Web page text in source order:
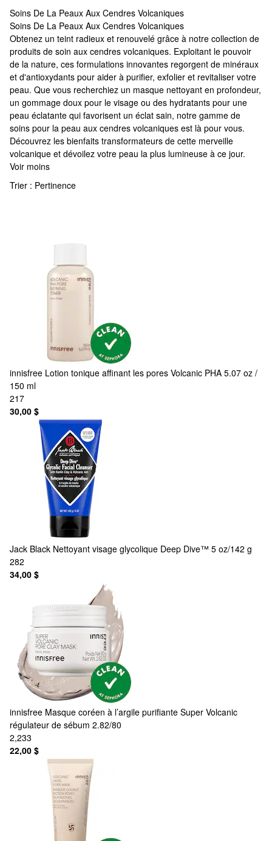
Soins De La Peaux Aux Cendres Volcaniques
Soins De La Peaux Aux Cendres Volcaniques
Soins De La Peaux Aux Cendres Volcaniques
Obtenez un teint radieux et renouvelé grâce à notre collection de
produits de soin aux cendres volcaniques. Exploitant le pouvoir
de la nature, ces formulations innovantes regorgent de minéraux
et d'antioxydants pour aider à purifier, exfolier et revitaliser votre
peau. Que vous recherchiez un masque nettoyant en profondeur,
un gommage doux pour le visage ou des hydratants pour une
peau éclatante qui favorisent un éclat sain, notre gamme de
soins pour la peau aux cendres volcaniques est là pour vous.
Découvrez les bienfaits transformateurs de cette merveille
volcanique et dévoilez votre peau la plus lumineuse à ce jour.
Voir moins
Trier : Pertinence
innisfree Lotion tonique affinant les pores Volcanic PHA 5.07 oz /
150 ml
217
30,00 $
Jack Black Nettoyant visage glycolique Deep Dive™ 5 oz/142 g
282
34,00 $
innisfree Masque coréen à l’argile purifiante Super Volcanic
régulateur de sébum 2.82/80
2,233
22,00 $